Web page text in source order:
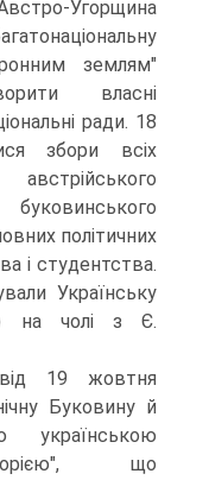
Угорщина
землям"
власні
ради. 18
збори всіх
політичних
і студентства.
Українську
на чолі з Є.
19 жовтня
Буковину й
українською
що